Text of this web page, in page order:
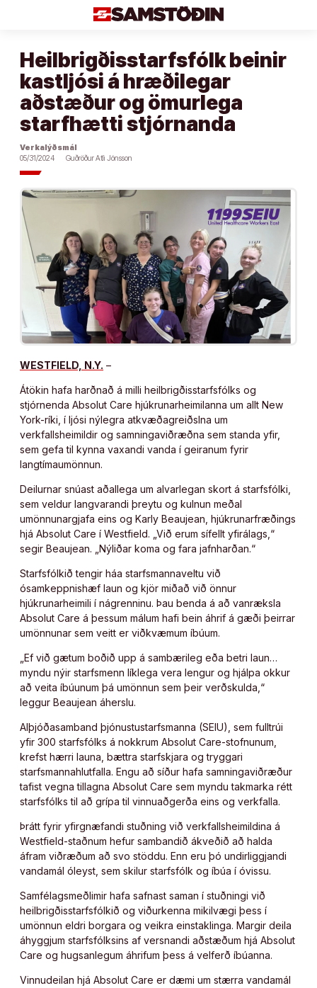
Heilbrigðisstarfsfólk beinir
kastljósi á hræðilegar
aðstæður og ömurlega
starfhætti stjórnanda
Verkalýðsmál
05/31/2024
Guðröður Atli Jónsson
WESTFIELD, N.Y. –
Átökin hafa harðnað á milli heilbrigðisstarfsfólks og
stjórnenda Absolut Care hjúkrunarheimilanna um allt New
York-ríki, í ljósi nýlegra atkvæðagreiðslna um
verkfallsheimildir og samningaviðræðna sem standa yfir,
sem gefa til kynna vaxandi vanda í geiranum fyrir
langtímaumönnun.
Deilurnar snúast aðallega um alvarlegan skort á starfsfólki,
sem veldur langvarandi þreytu og kulnun meðal
umönnunargjafa eins og Karly Beaujean, hjúkrunarfræðings
hjá Absolut Care í Westfield. „Við erum sífellt yfirálags,“
segir Beaujean. „Nýliðar koma og fara jafnharðan.“
Starfsfólkið tengir háa starfsmannaveltu við
ósamkeppnishæf laun og kjör miðað við önnur
hjúkrunarheimili í nágrenninu. Þau benda á að vanræksla
Absolut Care á þessum málum hafi bein áhrif á gæði þeirrar
umönnunar sem veitt er viðkvæmum íbúum.
„Ef við gætum boðið upp á sambærileg eða betri laun…
myndu nýir starfsmenn líklega vera lengur og hjálpa okkur
að veita íbúunum þá umönnun sem þeir verðskulda,“
leggur Beaujean áherslu.
Alþjóðasamband þjónustustarfsmanna (SEIU), sem fulltrúi
yfir 300 starfsfólks á nokkrum Absolut Care-stofnunum,
krefst hærri launa, bættra starfskjara og tryggari
starfsmannahlutfalla. Engu að síður hafa samningaviðræður
tafist vegna tillagna Absolut Care sem myndu takmarka rétt
starfsfólks til að grípa til vinnuaðgerða eins og verkfalla.
Þrátt fyrir yfirgnæfandi stuðning við verkfallsheimildina á
Westfield-staðnum hefur sambandið ákveðið að halda
áfram viðræðum að svo stöddu. Enn eru þó undirliggjandi
vandamál óleyst, sem skilur starfsfólk og íbúa í óvissu.
Samfélagsmeðlimir hafa safnast saman í stuðningi við
heilbrigðisstarfsfólkið og viðurkenna mikilvægi þess í
umönnun eldri borgara og veikra einstaklinga. Margir deila
áhyggjum starfsfólksins af versnandi aðstæðum hjá Absolut
Care og hugsanlegum áhrifum þess á velferð íbúanna.
Vinnudeilan hjá Absolut Care er dæmi um stærra vandamál